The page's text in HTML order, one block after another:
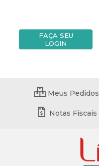
FAÇA SEU
LOGIN
Meus Pedidos
Notas Fiscais